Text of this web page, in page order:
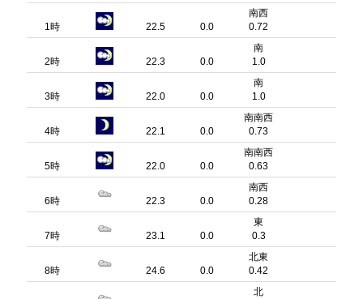
1時 22.5 0.0
南西
0.72
2時 22.3 0.0
南
1.0
3時 22.0 0.0
南
1.0
4時 22.1 0.0
南南西
0.73
5時 22.0 0.0
南南西
0.63
6時 22.3 0.0
南西
0.28
7時 23.1 0.0
東
0.3
8時 24.6 0.0
北東
0.42
北